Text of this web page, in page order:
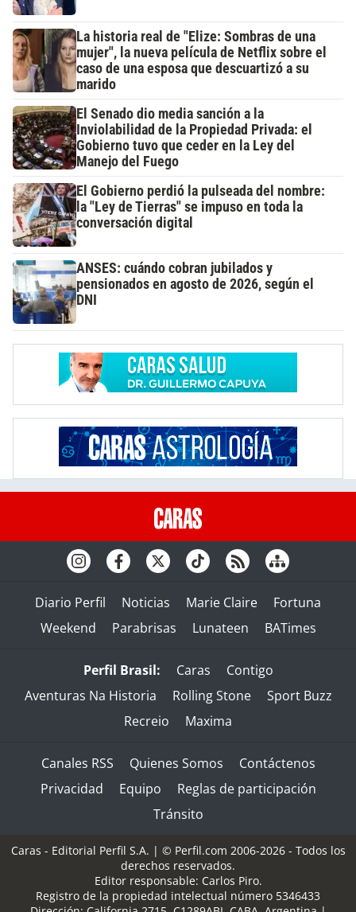
La historia real de "Elize: Sombras de una
mujer", la nueva película de Netflix sobre el
caso de una esposa que descuartizó a su
marido
El Senado dio media sanción a la
Inviolabilidad de la Propiedad Privada: el
Gobierno tuvo que ceder en la Ley del
Manejo del Fuego
El Gobierno perdió la pulseada del nombre:
la "Ley de Tierras" se impuso en toda la
conversación digital
ANSES: cuándo cobran jubilados y
pensionados en agosto de 2026, según el
DNI
Diario Perfil Noticias Marie Claire
Fortuna
Weekend
Parabrisas Lunateen BATimes
Perfil Brasil: Caras
Contigo
Aventuras Na Historia
Rolling Stone
Sport Buzz
Recreio
Maxima
Canales RSS Quienes Somos
Contáctenos
Privacidad
Equipo
Reglas de participación
Tránsito
Caras - Editorial Perfil S.A. | © Perfil.com 2006-2026 - Todos los
derechos reservados.
Editor responsable: Carlos Piro.
Registro de la propiedad intelectual número 5346433